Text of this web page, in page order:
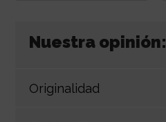
Nuestra opinión:
Originalidad